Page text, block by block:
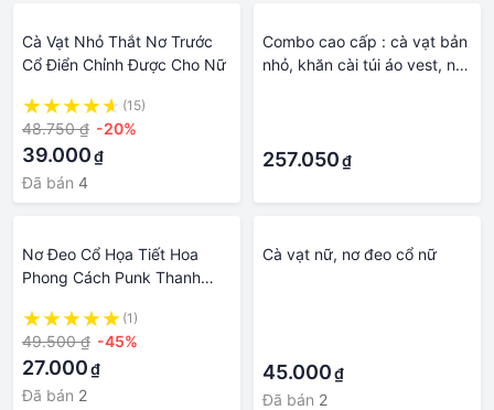
Cà Vạt Nhỏ Thắt Nơ Trước
Cổ Điển Chỉnh Được Cho Nữ
(15)
48.750 ₫ -20%
39.000₫
Đã bán 4
Combo cao cấp : cà vạt bản
nhỏ, khăn cài túi áo vest, nơ
257.050₫
Nơ Đeo Cổ Họa Tiết Hoa
Phong Cách Punk Thanh
Nữ|Lưới Trang Trí Hình Đôi
Cánh Độc Đáo|Cà Vạt Đồng
Phục Họa Tiết Kẻ Sọc Xinh
Xắn Cho Bé
(1)
49.500 ₫ -45%
27.000₫
Đã bán 2
Cà vạt nữ, nơ đeo cổ nữ
45.000₫
Đã bán 2